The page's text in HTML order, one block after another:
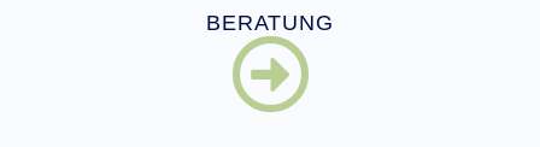
BERATUNG